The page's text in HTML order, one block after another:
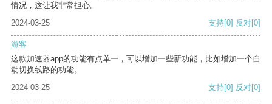
情况，这让我非常担心。
2024-03-25
支持[0] 反对[0]
游客
这款加速器app的功能有点单一，可以增加一些新功能，比如增加一个自
动切换线路的功能。
2024-03-25
支持[0] 反对[0]